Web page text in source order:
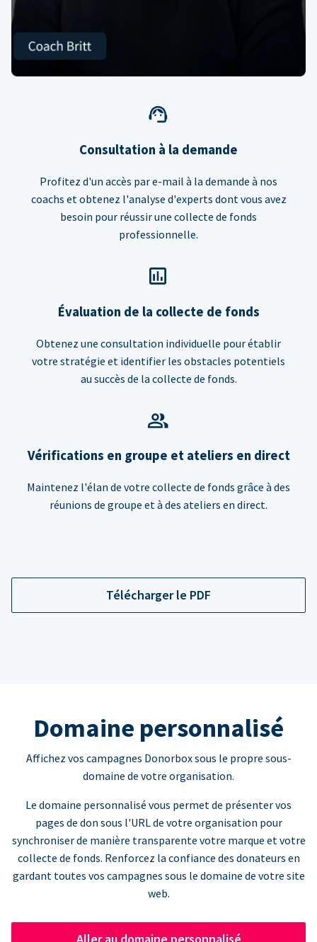
Consultation à la demande
Profitez d'un accès par e-mail à la demande à nos
coachs et obtenez l'analyse d'experts dont vous avez
besoin pour réussir une collecte de fonds
professionnelle.
Évaluation de la collecte de fonds
Obtenez une consultation individuelle pour établir
votre stratégie et identifier les obstacles potentiels
au succès de la collecte de fonds.
Vérifications en groupe et ateliers en direct
Maintenez l'élan de votre collecte de fonds grâce à des
réunions de groupe et à des ateliers en direct.
Télécharger le PDF
Domaine personnalisé
Affichez vos campagnes Donorbox sous le propre sous-
domaine de votre organisation.
Le domaine personnalisé vous permet de présenter vos
pages de don sous l'URL de votre organisation pour
synchroniser de manière transparente votre marque et votre
collecte de fonds. Renforcez la confiance des donateurs en
gardant toutes vos campagnes sous le domaine de votre site
web.